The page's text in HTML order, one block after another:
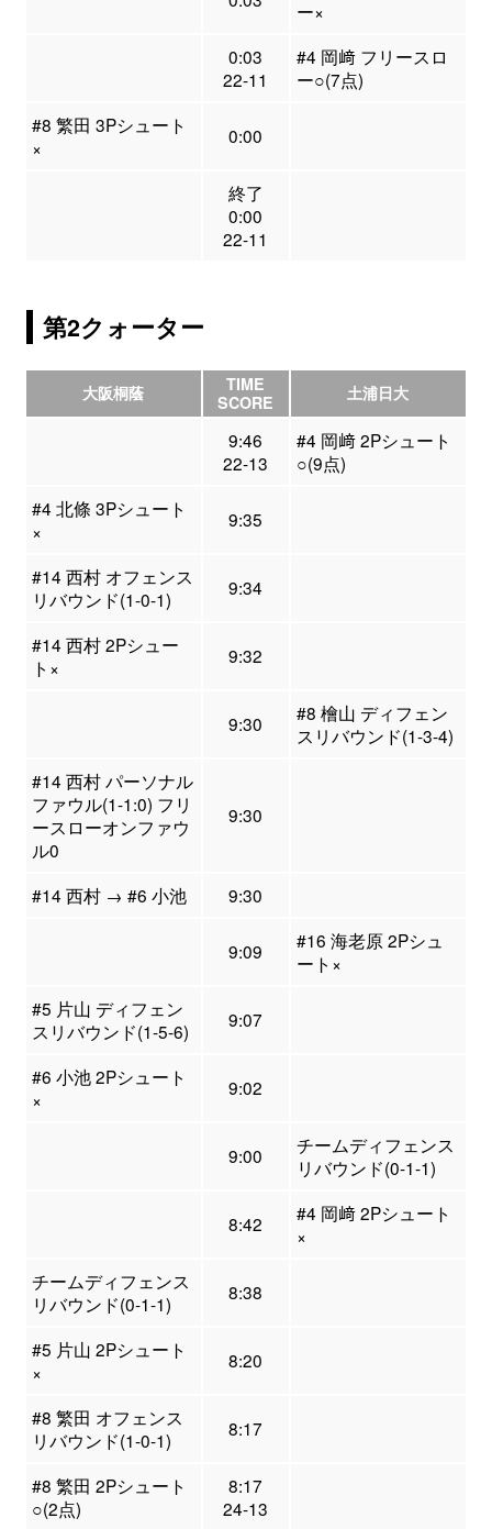
ー×
0:03
22-11
#4 岡﨑 フリースロ
ー○(7点)
#8 繁田 3Pシュート
×
0:00
終了
0:00
22-11
第2クォーター
大阪桐蔭
TIME
SCORE
土浦日大
9:46
22-13
#4 岡﨑 2Pシュート
○(9点)
#4 北條 3Pシュート
×
9:35
#14 西村 オフェンス
リバウンド(1-0-1)
9:34
#14 西村 2Pシュー
ト×
9:32
9:30
#8 檜山 ディフェン
スリバウンド(1-3-4)
#14 西村 パーソナル
ファウル(1-1:0) フリ
ースローオンファウ
ル0
9:30
#14 西村 → #6 小池 9:30
9:09
#16 海老原 2Pシュ
ート×
#5 片山 ディフェン
スリバウンド(1-5-6)
9:07
#6 小池 2Pシュート
×
9:02
9:00
チームディフェンス
リバウンド(0-1-1)
8:42
#4 岡﨑 2Pシュート
×
チームディフェンス
リバウンド(0-1-1)
8:38
#5 片山 2Pシュート
×
8:20
#8 繁田 オフェンス
リバウンド(1-0-1)
8:17
#8 繁田 2Pシュート
○(2点)
8:17
24-13